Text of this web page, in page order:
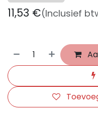
11,53 €(Inclusief